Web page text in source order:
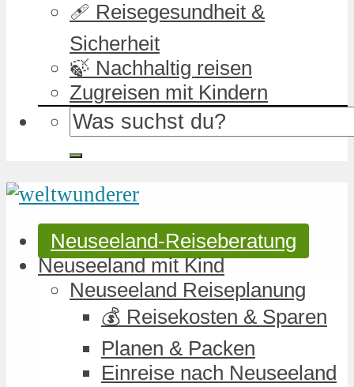
🩹 Reisegesundheit &
Sicherheit
🍃 Nachhaltig reisen
Zugreisen mit Kindern
Neuseeland-Reiseberatung
Neuseeland mit Kind
Neuseeland Reiseplanung
💰 Reisekosten & Sparen
Planen & Packen
Einreise nach Neuseeland